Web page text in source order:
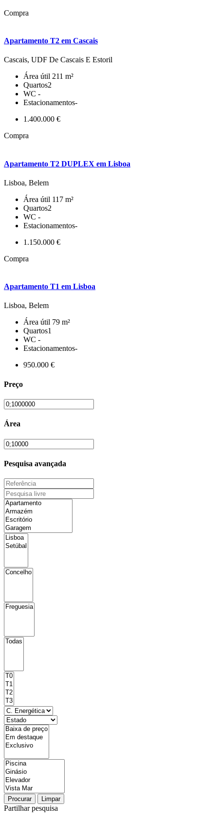
Compra
Apartamento T2 em Cascais
Cascais, UDF De Cascais E Estoril
Área útil 211 m²
Quartos2
WC -
Estacionamentos-
1.400.000 €
Compra
Apartamento T2 DUPLEX em Lisboa
Lisboa, Belem
Área útil 117 m²
Quartos2
WC -
Estacionamentos-
1.150.000 €
Compra
Apartamento T1 em Lisboa
Lisboa, Belem
Área útil 79 m²
Quartos1
WC -
Estacionamentos-
950.000 €
Preço
Área
Pesquisa avançada
Procurar Limpar
Partilhar pesquisa